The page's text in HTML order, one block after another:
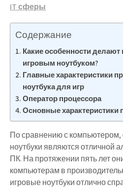
IT сферы
Содержание
Какие особенности
игровым ноутбуком?
Главные характеристики
ноутбука для игр
Оператор процессора
Основные характеристики
По сравнению с
ноутбуки являются отличной
ПК. На протяжении пять лет
компьютерам в
игровые ноутбуки отлично